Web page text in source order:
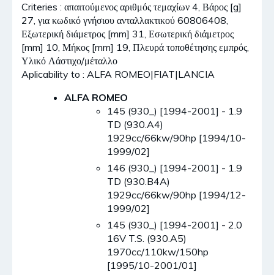
Criteries : απαιτούμενος αριθμός τεμαχίων 4, Βάρος [g]
27, για κωδικό γνήσιου ανταλλακτικού 60806408,
Εξωτερική διάμετρος [mm] 31, Εσωτερική διάμετρος
[mm] 10, Μήκος [mm] 19, Πλευρά τοποθέτησης εμπρός,
Υλικό Λάστιχο/μέταλλο
Aplicability to : ALFA ROMEO|FIAT|LANCIA
ALFA ROMEO
145 (930_) [1994-2001] - 1.9
TD (930.A4)
1929cc/66kw/90hp [1994/10-
1999/02]
146 (930_) [1994-2001] - 1.9
TD (930.B4A)
1929cc/66kw/90hp [1994/12-
1999/02]
145 (930_) [1994-2001] - 2.0
16V T.S. (930.A5)
1970cc/110kw/150hp
[1995/10-2001/01]